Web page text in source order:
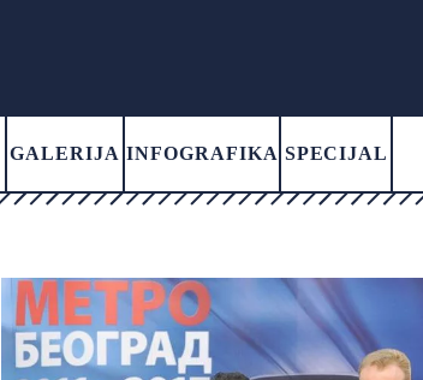
GALERIJA INFOGRAFIKA SPECIJAL